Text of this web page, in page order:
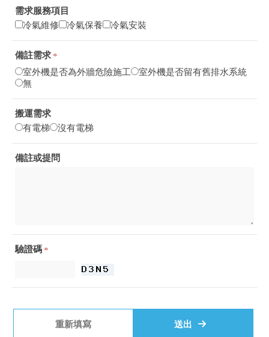
需求服務項目
冷氣維修
冷氣保養 冷氣安裝
*
備註需求
室外機是否為外牆危險施工
室外機是否留有舊排水系統
無
搬運需求
有電梯
沒有電梯
備註或提問
*
驗證碼
重新填寫 送出